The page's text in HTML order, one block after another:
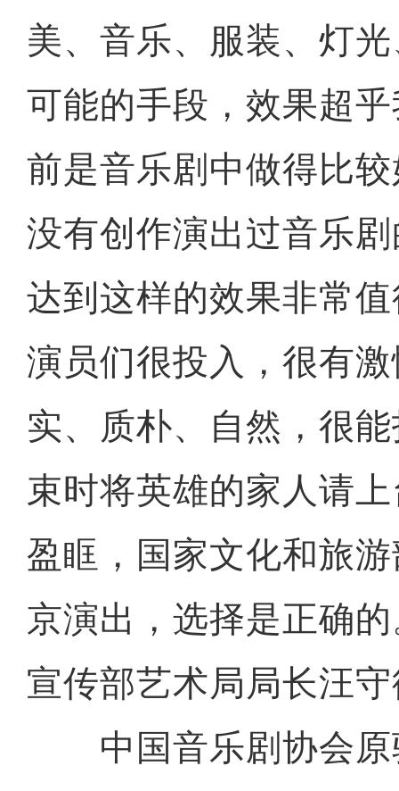
美、音乐、服装、灯
可能的手段，效果超
前是音乐剧中做得比
没有创作演出过音乐
达到这样的效果非常
演员们很投入，很有
实、质朴、自然，很
束时将英雄的家人请
盈眶，国家文化和旅
京演出，选择是正确
宣传部艺术局局长汪
中国音乐剧协会原